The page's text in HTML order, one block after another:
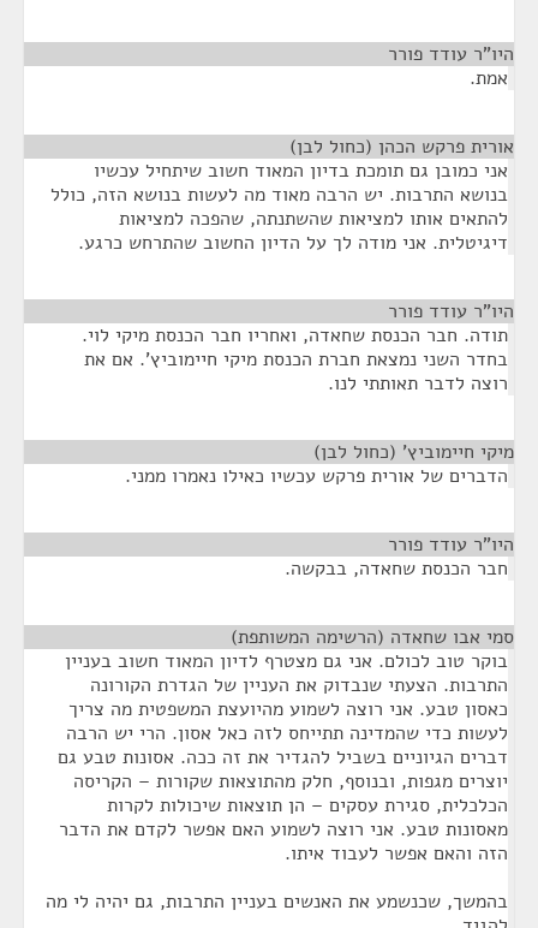
היו"ר עודד פורר
אמת.
אורית פרקש הכהן (כחול לבן)
אני כמובן גם תומכת בדיון המאוד חשוב שיתחיל עכשיו
בנושא התרבות. יש הרבה מאוד מה לעשות בנושא הזה, כולל
להתאים אותו למציאות שהשתנתה, שהפכה למציאות
דיגיטלית. אני מודה לך על הדיון החשוב שהתרחש כרגע.
היו"ר עודד פורר
תודה. חבר הכנסת שחאדה, ואחריו חבר הכנסת מיקי לוי.
בחדר השני נמצאת חברת הכנסת מיקי חיימוביץ'. אם את
רוצה לדבר תאותתי לנו.
מיקי חיימוביץ' (כחול לבן)
הדברים של אורית פרקש עכשיו כאילו נאמרו ממני.
היו"ר עודד פורר
חבר הכנסת שחאדה, בבקשה.
סמי אבו שחאדה (הרשימה המשותפת)
בוקר טוב לכולם. אני גם מצטרף לדיון המאוד חשוב בעניין
התרבות. הצעתי שנבדוק את העניין של הגדרת הקורונה
כאסון טבע. אני רוצה לשמוע מהיועצת המשפטית מה צריך
לעשות כדי שהמדינה תתייחס לזה כאל אסון. הרי יש הרבה
דברים הגיוניים בשביל להגדיר את זה ככה. אסונות טבע גם
יוצרים מגפות, ובנוסף, חלק מהתוצאות שקורות – הקריסה
הכלכלית, סגירת עסקים – הן תוצאות שיכולות לקרות
מאסונות טבע. אני רוצה לשמוע האם אפשר לקדם את הדבר
הזה והאם אפשר לעבוד איתו.
בהמשך, שכנשמע את האנשים בעניין התרבות, גם יהיה לי מה